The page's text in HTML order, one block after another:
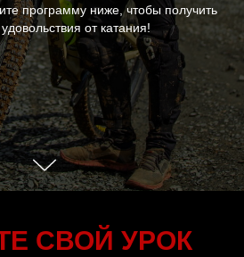
программу ниже, чтобы получить
от катания!
СВОЙ УРОК